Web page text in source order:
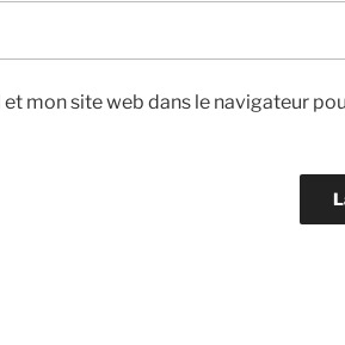
mon site web dans le navigateur